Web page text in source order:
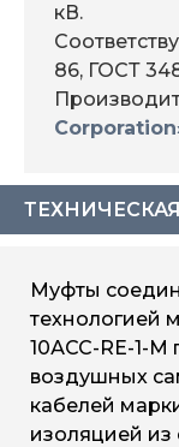
кВ.
86, ГОСТ
Муфты
технологией
10АСС-RE-1-М
воздушных
кабелей
изоляцией из